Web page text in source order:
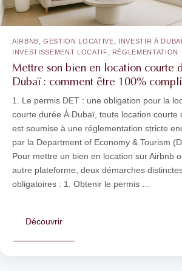
Mettre son bien en location courte
Dubaï : comment être 100%
1. Le permis DET : une obligation pour la
courte durée À Dubaï, toute location courte
est soumise à une réglementation stricte
par la Department of Economy & Tourism
Pour mettre un bien en location sur Airbnb
autre plateforme, deux démarches
obligatoires : 1. Obtenir le permis …
Découvrir
AIRBNB,GESTION LOCATIVE, INVESTIR À DUBAÏ
INVESTISSEMENT LOCATIF, RÈGLEMENTATION